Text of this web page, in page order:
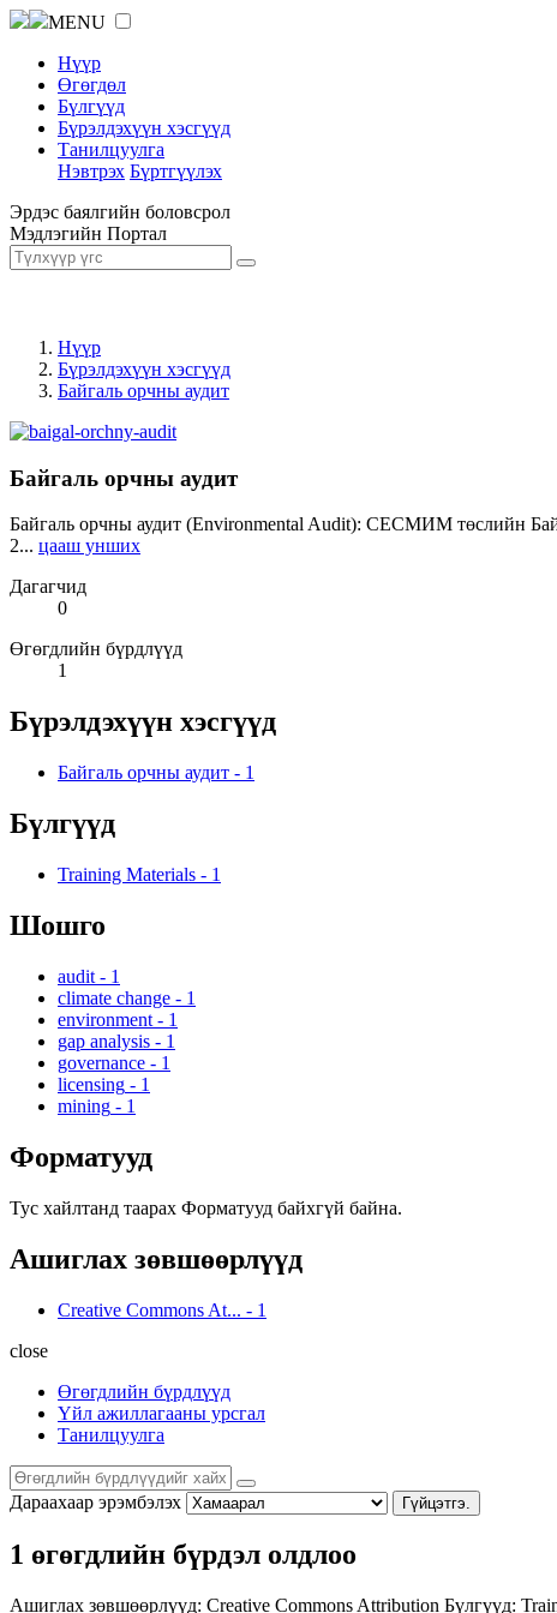
MENU
Нүүр
Өгөгдөл
Бүлгүүд
Бүрэлдэхүүн хэсгүүд
Танилцуулга
Нэвтрэх Бүртгүүлэх
Эрдэс баялгийн боловсрол
Мэдлэгийн Портал
Нүүр
Бүрэлдэхүүн хэсгүүд
Байгаль орчны аудит
Байгаль орчны аудит
Байгаль орчны аудит (Environmental Audit): СЕСМИМ төслийн
2... цааш унших
Дагагчид
0
Өгөгдлийн бүрдлүүд
1
Бүрэлдэхүүн хэсгүүд
Байгаль орчны аудит - 1
Бүлгүүд
Training Materials - 1
Шошго
audit - 1
climate change - 1
environment - 1
gap analysis - 1
governance - 1
licensing - 1
mining - 1
Форматууд
Тус хайлтанд таарах Форматууд байхгүй байна.
Ашиглах зөвшөөрлүүд
Creative Commons At... - 1
close
Өгөгдлийн бүрдлүүд
Үйл ажиллагааны урсгал
Танилцуулга
Дараахаар эрэмбэлэх Гүйцэтгэ.
1 өгөгдлийн бүрдэл олдлоо
Ашиглах зөвшөөрлүүд: Creative Commons Attribution Бүлгүүд: